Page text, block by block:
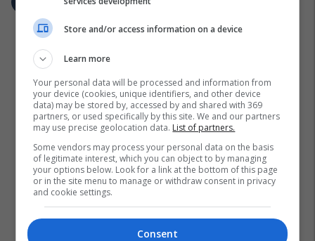
Store and/or access information on a device
Learn more
Your personal data will be processed and information from
your device (cookies, unique identifiers, and other device
data) may be stored by, accessed by and shared with 369
partners, or used specifically by this site. We and our partners
may use precise geolocation data. List of partners.
Some vendors may process your personal data on the basis
of legitimate interest, which you can object to by managing
your options below. Look for a link at the bottom of this page
or in the site menu to manage or withdraw consent in privacy
and cookie settings.
Consent